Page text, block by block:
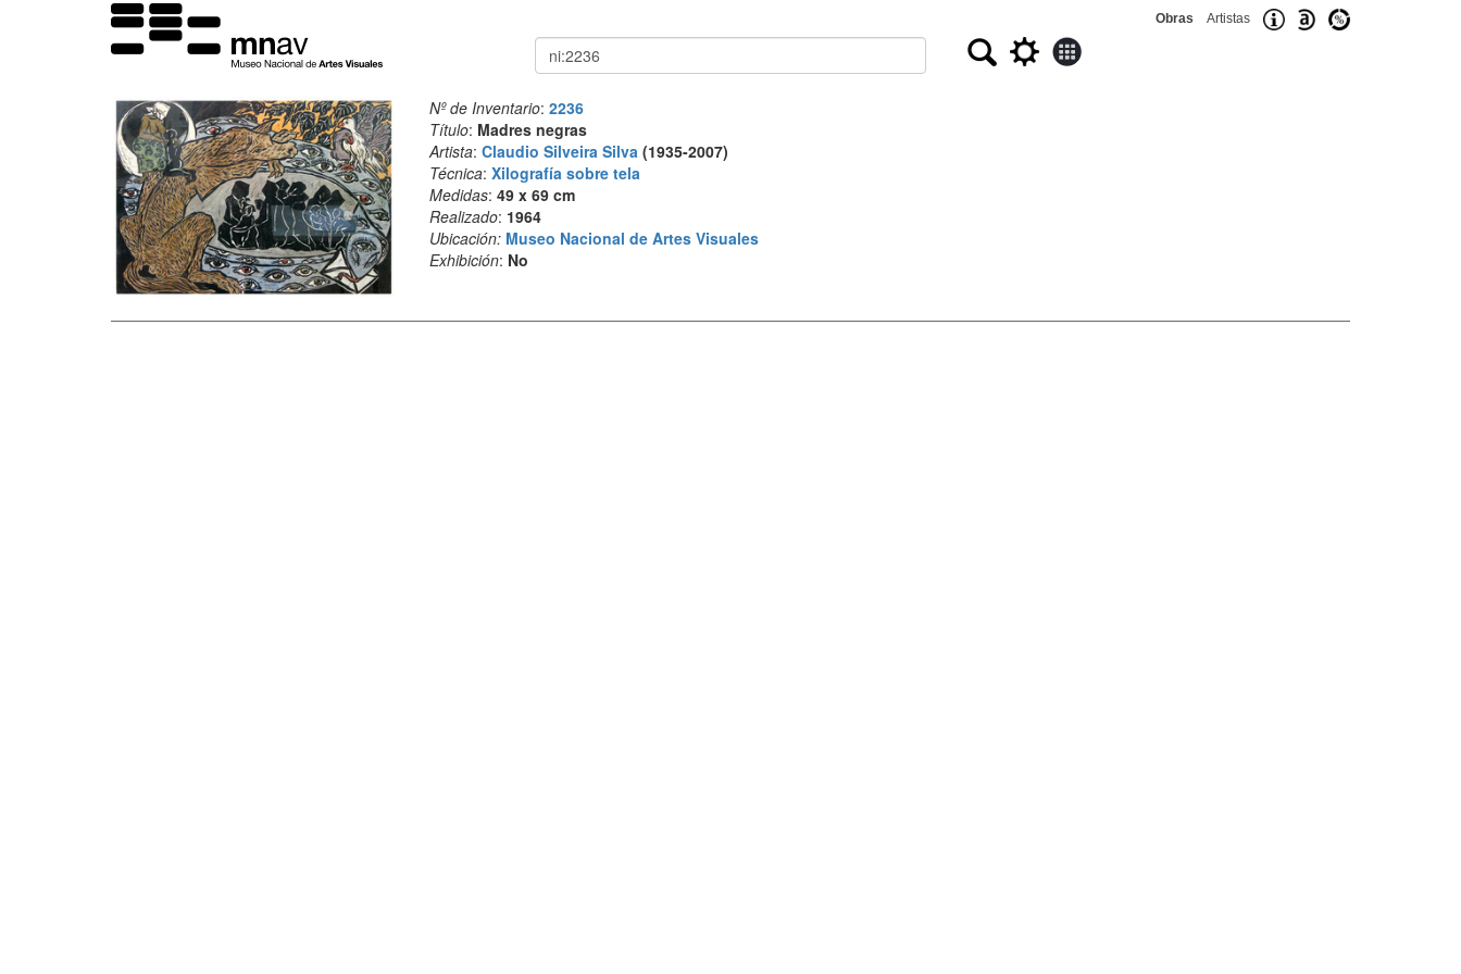
Obras Artistas
Buscar
Nº de Inventario: 2236
Título: Madres negras
Artista: Claudio Silveira Silva(1935-2007)
Técnica: Xilografía sobre tela
Medidas: 49 x 69 cm
Realizado: 1964
Ubicación: Museo Nacional de Artes Visuales
Exhibición: No